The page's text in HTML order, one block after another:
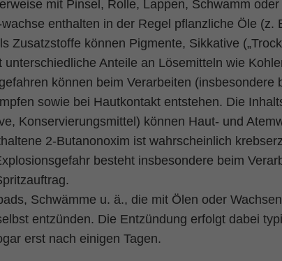
mit Pinsel, Rolle, Lappen, Schwamm
enthalten in der Regel pflanzliche Öle
Zusatzstoffe können Pigmente, Sikkative
unterschiedliche Anteile an Lösemitteln wie
können beim Verarbeiten
sowie bei Hautkontakt entstehen. Die
Konservierungsmittel) können Haut- und
2-Butanonoxim ist wahrscheinlich
besteht insbesondere beim
Schwämme u. ä., die mit Ölen oder
entzünden. Die Entzündung erfolgt dabei
erst nach einigen Tagen.
fe_typo_user
TYPO3
Session
Dieses Cookie ist ein Standard-Session-Cookie
Benutzer-Logins die Session ID mithilfe derer
der eingeloggte User wiedererkannt wird, um
ihm Zugang zu geschützten Bereichen zu
PHPSESSID
Cookie-Informationen
und Performance